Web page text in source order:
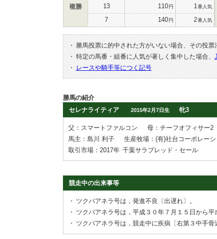
複勝 13 110円 1 番人気
7 140円 2番人気
・
勝馬投票に的中された方がいない場合、その投
・ 特定の馬番・組番に人気が著しく集中した場合、
・
レースや騎手等につく記号
勝馬の紹介
セレナライティア
2015年2月7日生 牝3
父：スマートファルコン
母：チーフオフィサー2
馬主：島川 利子
生産牧場：(有)社台コーポレー
取引市場：2017年 千葉サラブレッド・セール
競走中の出来事等
・ ツクバアネラ号は，発進不良〔出遅れ〕。
・ ツクバアネラ号は，平成３０年７月１５日から
・ ツクバアネラ号は，競走中に疾病〔右第３中手